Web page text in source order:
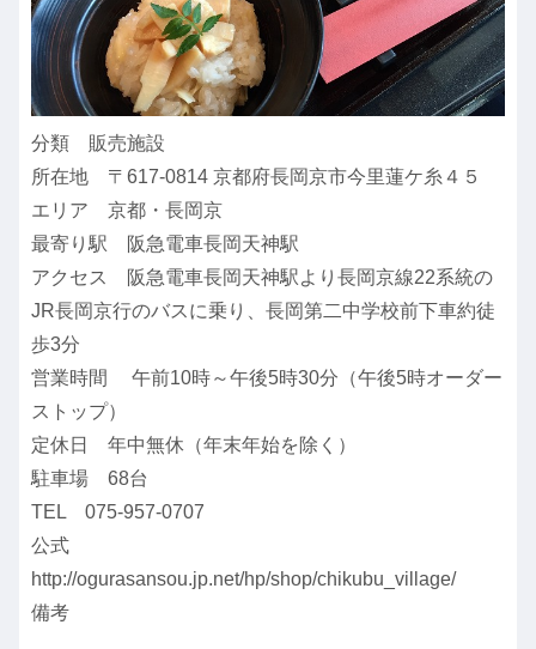
分類 販売施設
所在地 〒617-0814 京都府長岡京市今里蓮ケ糸４５
エリア 京都・長岡京
最寄り駅 阪急電車長岡天神駅
アクセス 阪急電車長岡天神駅より長岡京線22系統の
JR長岡京行のバスに乗り、長岡第二中学校前下車約徒
歩3分
営業時間 午前10時～午後5時30分（午後5時オーダー
ストップ）
定休日 年中無休（年末年始を除く）
駐車場 68台
TEL 075-957-0707
公式
http://ogurasansou.jp.net/hp/shop/chikubu_village/
備考